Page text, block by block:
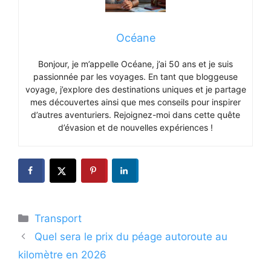
Océane
Bonjour, je m’appelle Océane, j’ai 50 ans et je suis
passionnée par les voyages. En tant que bloggeuse
voyage, j’explore des destinations uniques et je partage
mes découvertes ainsi que mes conseils pour inspirer
d’autres aventuriers. Rejoignez-moi dans cette quête
d’évasion et de nouvelles expériences !
Catégories
Transport
Quel sera le prix du péage autoroute au
kilomètre en 2026